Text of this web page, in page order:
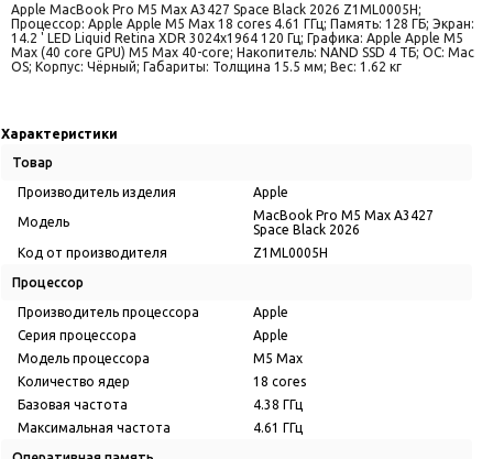
Apple MacBook Pro M5 Max A3427 Space Black 2026 Z1ML0005H;
Процессор: Apple Apple M5 Max 18 cores 4.61 ГГц; Память: 128 ГБ; Экран:
14.2 ' LED Liquid Retina XDR 3024x1964 120 Гц; Графика: Apple Apple M5
Max (40 core GPU) M5 Max 40-core; Накопитель: NAND SSD 4 ТБ; ОС: Mac
OS; Корпус: Чёрный; Габариты: Толщина 15.5 мм; Вес: 1.62 кг
Характеристики
Товар
Производитель изделия Apple
Модель
MacBook Pro M5 Max A3427
Space Black 2026
Код от производителя
Z1ML0005H
Процессор
Производитель процессора
Apple
Серия процессора
Apple
Модель процессора
M5 Max
Количество ядер
18 cores
Базовая частота
4.38 ГГц
Максимальная частота
4.61 ГГц